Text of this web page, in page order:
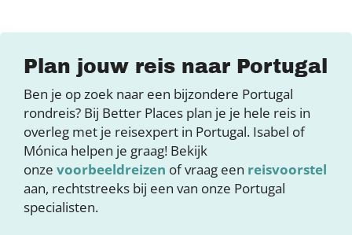
Plan jouw reis naar Portugal
Ben je op zoek naar een bijzondere Portugal
rondreis? Bij Better Places plan je je hele reis in
overleg met je reisexpert in Portugal. Isabel of
Mónica helpen je graag! Bekijk
onze voorbeeldreizen of vraag een reisvoorstel
aan, rechtstreeks bij een van onze Portugal
specialisten.